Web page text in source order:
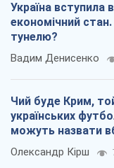
Україна вступила
економічний стан.
тунелю?
Вадим Денисенко
Чий буде Крим,
українських
можуть назвати
Олександр Кірш